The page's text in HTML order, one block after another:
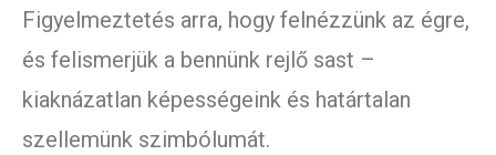
Figyelmeztetés arra, hogy felnézzünk az égre,
és felismerjük a bennünk rejlő sast –
kiaknázatlan képességeink és határtalan
szellemünk szimbólumát.